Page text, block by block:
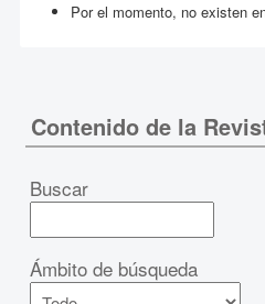
Por el momento, no existen
Contenido de la
Buscar
Ámbito de búsqueda